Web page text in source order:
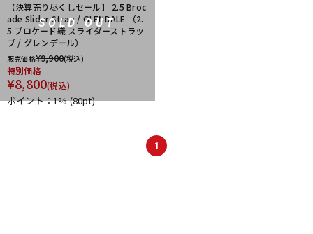
SOLD OUT
【決算売り尽くしセール】 2.5 Broc
ade Slider Strap / GLENDALE （2.
5 ブロケード織 スライダーストラッ
プ / グレンデール）
販売価格¥9,900(税込)
特別価格
¥8,800(税込)
ポイント：1%(80pt)
1